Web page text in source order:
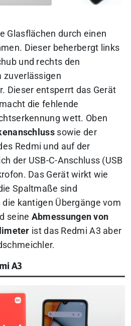
Glasflächen durch einen
Dieser beherbergt links
und rechts den
zuverlässigen
Dieser entsperrt das Gerät
die fehlende
wett. Oben
sowie der
Redmi und auf der
der USB-C-Anschluss (USB
Das Gerät wirkt wie
Spaltmaße sind
kantigen Übergänge vom
seine Abmessungen von
ist das Redmi A3 aber
A3